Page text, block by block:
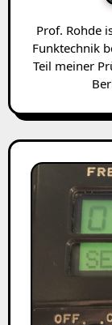
Prof. Rohde ist ein Vorbild für mich seit ich mich mit
Funktechnik
Teil meiner